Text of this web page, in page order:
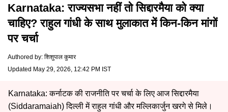
Karnataka: राज्यसभा नहीं तो सिद्दारमैया को क्या
चाहिए? राहुल गांधी के साथ मुलाकात में किन-किन मांगों
पर चर्चा
Authored by: शिशुपाल कुमार
Updated May 29, 2026, 12:42 PM IST
Karnataka: कर्नाटक की राजनीति पर चर्चा के लिए आज सिद्दारमैया
(Siddaramaiah) दिल्ली में राहुल गांधी और मल्लिकार्जुन खरगे से मिले।